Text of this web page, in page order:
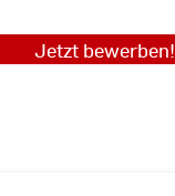
Jetzt bewerben!